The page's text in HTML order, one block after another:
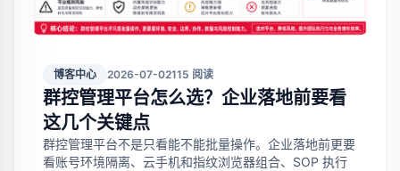
博客中心 2026-07-02115 阅读
群控管理平台怎么选？企业落地前要看
这几个关键点
群控管理平台不是只看能不能批量操作。企业落地前更要
看账号环境隔离、云手机和指纹浏览器组合、SOP 执行